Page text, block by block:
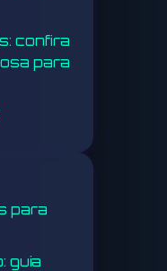
confira
para
para
guia